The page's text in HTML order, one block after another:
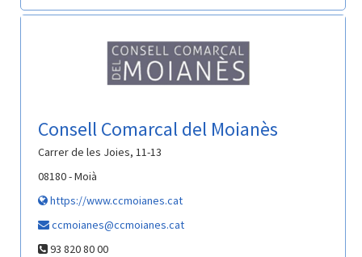
Consell Comarcal del Moianès
Carrer de les Joies, 11-13
08180 - Moià
https://www.ccmoianes.cat
ccmoianes@ccmoianes.cat
93 820 80 00